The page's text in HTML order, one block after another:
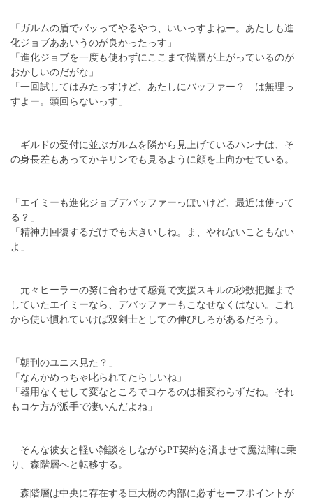
「ガルムの盾でバッってやるやつ、いいっすよねー。あたしも進
化ジョブああいうのが良かったっす」
「進化ジョブを一度も使わずにここまで階層が上がっているのが
おかしいのだがな」
「一回試してはみたっすけど、あたしにバッファー？ は無理っ
すよー。頭回らないっす」
ギルドの受付に並ぶガルムを隣から見上げているハンナは、そ
の身長差もあってかキリンでも見るように顔を上向かせている。
「エイミーも進化ジョブデバッファーっぽいけど、最近は使って
る？」
「精神力回復するだけでも大きいしね。ま、やれないこともない
よ」
元々ヒーラーの努に合わせて感覚で支援スキルの秒数把握まで
していたエイミーなら、デバッファーもこなせなくはない。これ
から使い慣れていけば双剣士としての伸びしろがあるだろう。
「朝刊のユニス見た？」
「なんかめっちゃ叱られてたらしいね」
「器用なくせして変なところでコケるのは相変わらずだね。それ
もコケ方が派手で凄いんだよね」
そんな彼女と軽い雑談をしながらPT契約を済ませて魔法陣に乗
り、森階層へと転移する。
森階層は中央に存在する巨大樹の内部に必ずセーフポイントが